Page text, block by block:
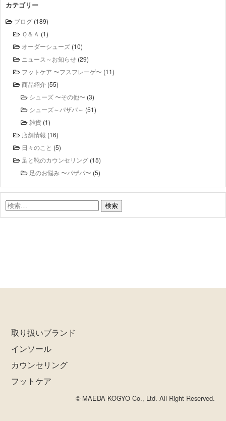
カテゴリー
ブログ (189)
Ｑ＆Ａ (1)
オーダーシューズ (10)
ニュース～お知らせ (29)
フットケア 〜フスフレーゲ〜 (11)
商品紹介 (55)
シューズ 〜その他〜 (3)
シューズ～パザパ～ (51)
雑貨 (1)
店舗情報 (16)
日々のこと (5)
足と靴のカウンセリング (15)
足のお悩み 〜パザパ〜 (5)
検
索:
取り扱いブランド
インソール
カウンセリング
フットケア
© MAEDA KOGYO Co., Ltd. All Right Reserved.